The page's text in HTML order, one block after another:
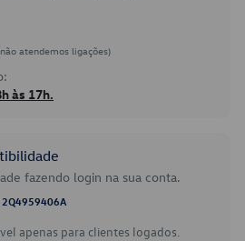
atendemos ligações)
às 17h.
fazendo login na sua conta.
2Q4959406A
apenas para clientes logados.